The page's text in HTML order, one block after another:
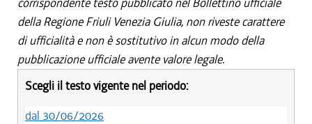
della Regione Friuli Venezia Giulia, non riveste carattere
di ufficialità e non è sostitutivo in alcun modo della
pubblicazione ufficiale avente valore legale.
Scegli il testo vigente nel periodo:
dal 30/06/2026